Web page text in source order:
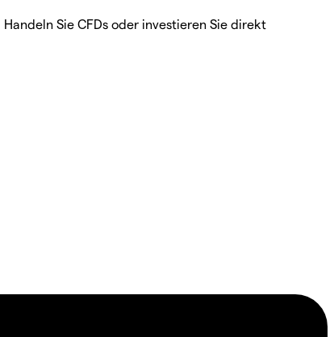
Handeln Sie CFDs oder investieren Sie direkt